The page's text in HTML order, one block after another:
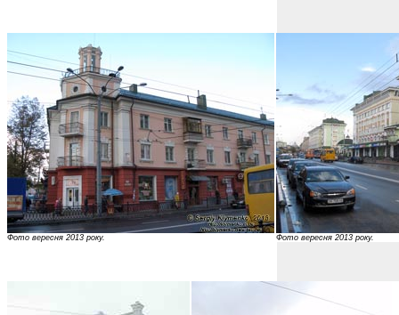
Фото вересня 2013 року. Фото вересня 2013 року.